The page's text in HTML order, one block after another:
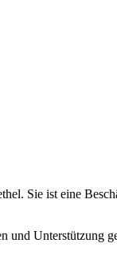
Sie ist eine
und Unterstützung